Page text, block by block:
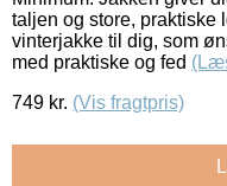
taljen og store, praktiske
vinterjakke til dig, som
med praktiske og fed
749 kr. (Vis fragtpris)